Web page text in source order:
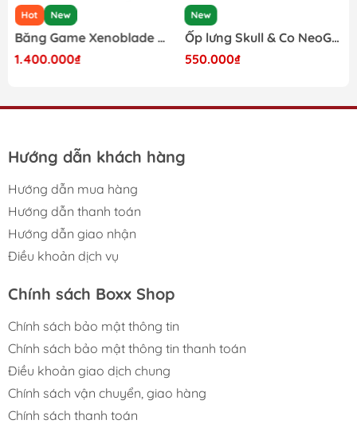
Hot New
Băng Game Xenoblade Chronicles X Definitive Edition Nintendo Switch 2
1.400.000₫
New
Ốp lưng Skull & Co NeoGrip cho Nintendo Switch 2 phiên bản Splatoon Raiders
550.000₫
Hướng dẫn khách hàng
Hướng dẫn mua hàng
Hướng dẫn thanh toán
Hướng dẫn giao nhận
Điều khoản dịch vụ
Chính sách Boxx Shop
Chính sách bảo mật thông tin
Chính sách bảo mật thông tin thanh toán
Điều khoản giao dịch chung
Chính sách vận chuyển, giao hàng
Chính sách thanh toán